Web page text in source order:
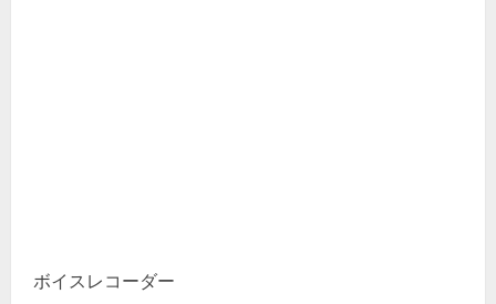
ボイスレコーダー